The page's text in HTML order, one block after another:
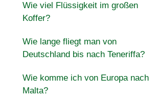
Wie viel Flüssigkeit im großen
Koffer?
Wie lange fliegt man von
Deutschland bis nach Teneriffa?
Wie komme ich von Europa nach
Malta?